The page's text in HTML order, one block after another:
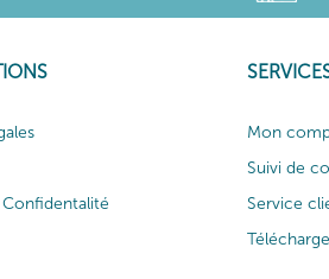
Mon
Suivi de
Service